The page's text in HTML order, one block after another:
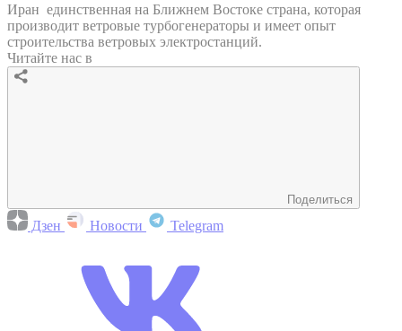
Иран единственная на Ближнем Востоке страна, которая
производит ветровые турбогенераторы и имеет опыт
строительства ветровых электростанций.
Читайте нас в
Поделиться
Дзен Новости Telegram